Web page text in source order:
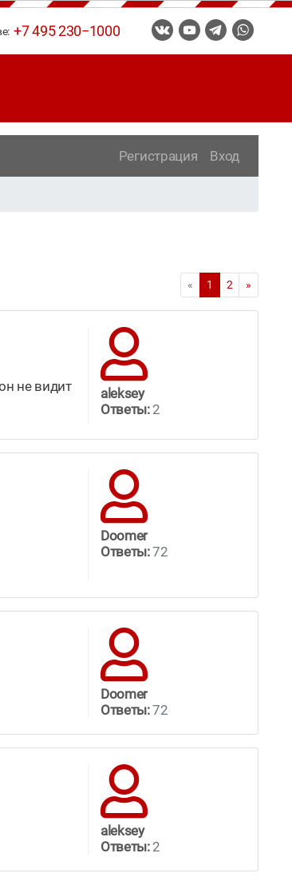
+7 495 230−1000
Регистрация Вход
« 1 2 »
не видит
aleksey
Ответы:2
Doomer
Ответы:72
Doomer
Ответы:72
aleksey
Ответы:2